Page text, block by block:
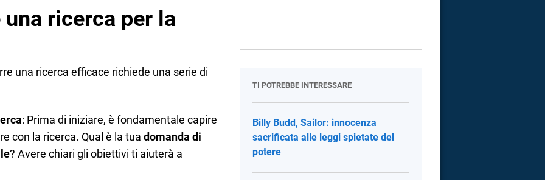
ricerca per la
una ricerca efficace richiede una serie di
: Prima di iniziare, è fondamentale capire
con la ricerca. Qual è la tua domanda di
? Avere chiari gli obiettivi ti aiuterà a
TI POTREBBE INTERESSARE
Billy Budd, Sailor: innocenza
sacrificata alle leggi spietate del
potere